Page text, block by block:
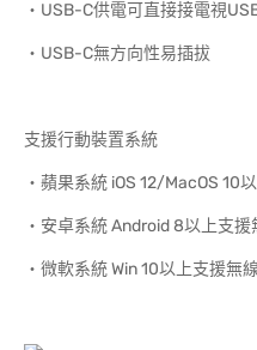
‧USB-C供電可直接接電視
‧USB-C無方向性易插拔
支援行動裝置系統
‧蘋果系統 iOS 12/MacOS 10
‧安卓系統 Android 8以上支援
‧微軟系統 Win 10以上支援無